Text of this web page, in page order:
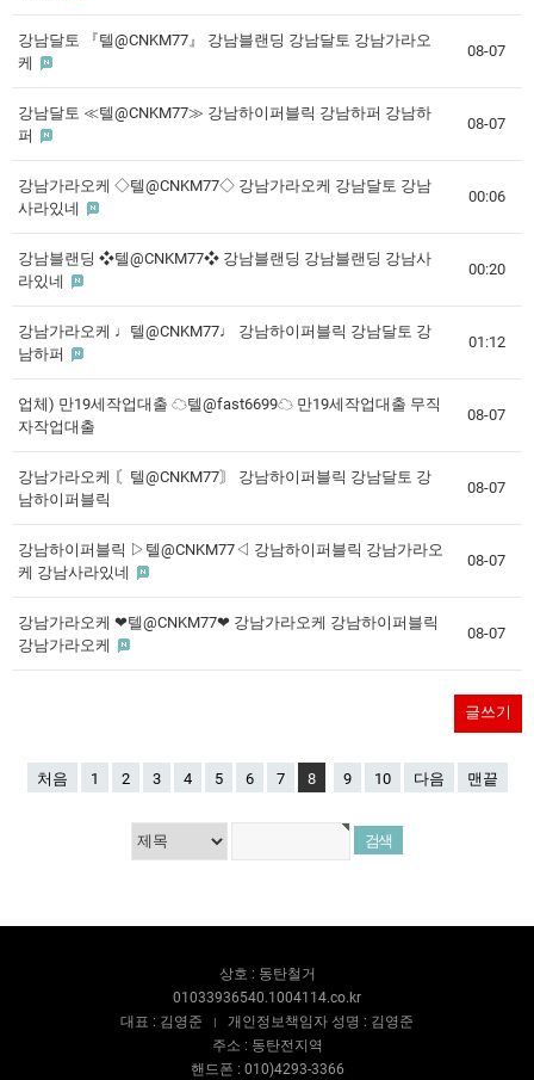
강남달토 『텔@CNKM77』 강남블랜딩 강남달토 강남가라오
케
08-07
강남달토 ≪텔@CNKM77≫ 강남하이퍼블릭 강남하퍼 강남하
퍼
08-07
강남가라오케 ◇텔@CNKM77◇ 강남가라오케 강남달토 강남
사라있네
00:06
강남블랜딩 ❖텔@CNKM77❖ 강남블랜딩 강남블랜딩 강남사
라있네
00:20
강남가라오케 ♩텔@CNKM77♩ 강남하이퍼블릭 강남달토 강
남하퍼
01:12
업체) 만19세작업대출 ☁텔@fast6699☁ 만19세작업대출 무직
자작업대출
08-07
강남가라오케 〘텔@CNKM77〙 강남하이퍼블릭 강남달토 강
남하이퍼블릭
08-07
강남하이퍼블릭 ▷텔@CNKM77◁ 강남하이퍼블릭 강남가라오
케 강남사라있네
08-07
강남가라오케 ❤텔@CNKM77❤ 강남가라오케 강남하이퍼블릭
강남가라오케
08-07
글쓰기
처음 1 2 3 4 5 6 7 8 9 10 다음 맨끝
상호 : 동탄철거
01033936540.1004114.co.kr
대표 : 김영준
개인정보책임자 성명 : 김영준
주소 : 동탄전지역
핸드폰 : 010)4293-3366